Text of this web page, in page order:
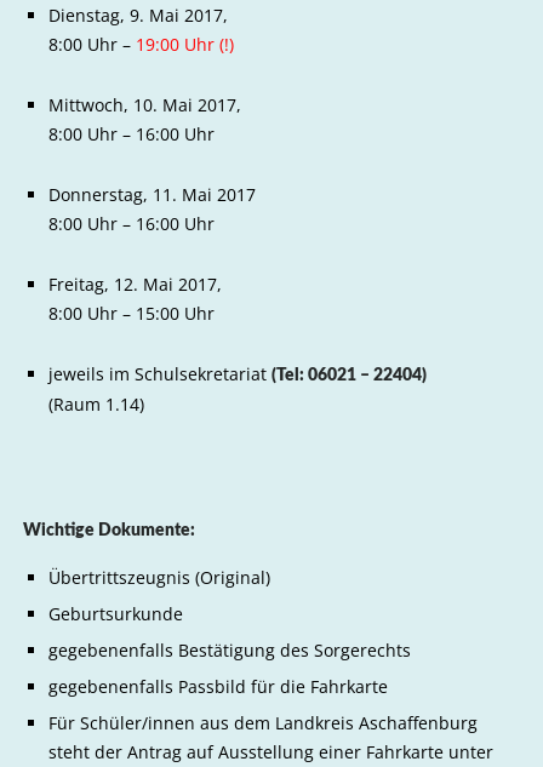
Dienstag, 9. Mai 2017,
8:00 Uhr – 19:00 Uhr (!)
Mittwoch, 10. Mai 2017,
8:00 Uhr – 16:00 Uhr
Donnerstag, 11. Mai 2017
8:00 Uhr – 16:00 Uhr
Freitag, 12. Mai 2017,
8:00 Uhr – 15:00 Uhr
jeweils im Schulsekretariat (Tel: 06021 – 22404)
(Raum 1.14)
Wichtige Dokumente:
Übertrittszeugnis (Original)
Geburtsurkunde
gegebenenfalls Bestätigung des Sorgerechts
gegebenenfalls Passbild für die Fahrkarte
Für Schüler/innen aus dem Landkreis Aschaffenburg
steht der Antrag auf Ausstellung einer Fahrkarte unter